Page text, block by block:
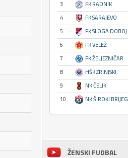
3
FK RADNIK
4
FK SARAJEVO
5
FK SLOGA DOBOJ
6
FK VELEŽ
7
FK ŽELJEZNIČAR
8
HŠK ZRINJSKI
9
NK ČELIK
10
NK ŠIROKI BRIJEG
ŽENSKI FUDBAL